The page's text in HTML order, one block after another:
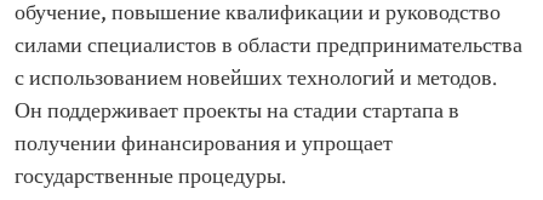
обучение, повышение квалификации и руководство
силами специалистов в области предпринимательства
с использованием новейших технологий и методов.
Он поддерживает проекты на стадии стартапа в
получении финансирования и упрощает
государственные процедуры.